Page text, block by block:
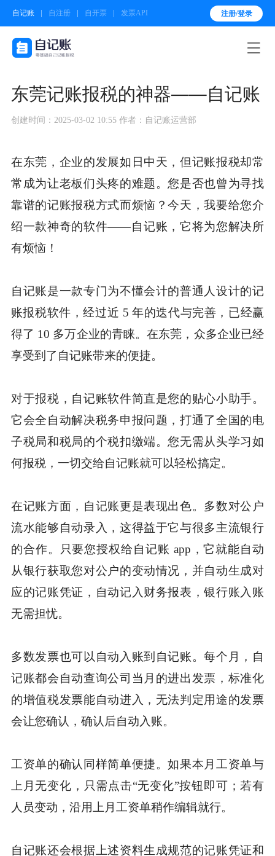
自记账 自注册 自开票 发票API 注册/登录

东莞记账报税的神器——自记账
创建时间：2025-03-02 10:55 作者：自记账运营部
在东莞，企业的发展如日中天，但记账报税却常
常成为让老板们头疼的难题。您是否也曾为寻找
靠谱的记账报税方式而烦恼？今天，我要给您介
绍一款神奇的软件——自记账，它将为您解决所
有烦恼！
自记账是一款专门为不懂会计的普通人设计的记
账报税软件，经过近 5 年的迭代与完善，已经赢
得了 10 多万企业的青睐。在东莞，众多企业已经
享受到了自记账带来的便捷。
对于报税，自记账软件简直是您的贴心小助手。
它会全自动解决税务申报问题，打通了全国的电
子税局和税局的个税扣缴端。您无需从头学习如
何报税，一切交给自记账就可以轻松搞定。
在记账方面，自记账更是表现出色。多数对公户
流水能够自动录入，这得益于它与很多主流银行
的合作。只要您授权给自记账 app，它就能自动
从银行获取您对公户的变动情况，并自动生成对
应的记账凭证，自动记入财务报表，银行账入账
无需担忧。
多数发票也可以自动入账到自记账。每个月，自
记账都会自动查询公司当月的进出发票，标准化
的增值税发票能自动进入，无法判定用途的发票
会让您确认，确认后自动入账。
工资单的确认同样简单便捷。如果本月工资单与
上月无变化，只需点击“无变化”按钮即可；若有
人员变动，沿用上月工资单稍作编辑就行。
自记账还会根据上述资料生成规范的记账凭证和